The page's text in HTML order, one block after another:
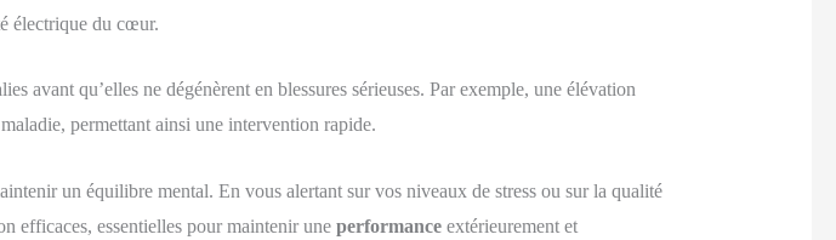
électrique du cœur.
avant qu’elles ne dégénèrent en blessures sérieuses. Par exemple, une élévation
permettant ainsi une intervention rapide.
un équilibre mental. En vous alertant sur vos niveaux de stress ou sur la qualité
efficaces, essentielles pour maintenir une performanceextérieurement et